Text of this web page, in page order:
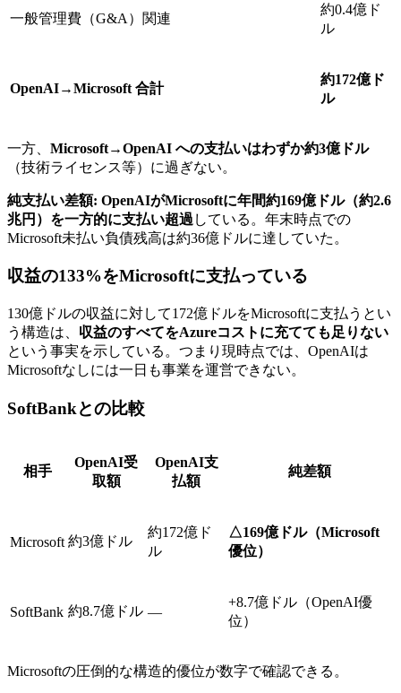
一般管理費（G&A）関連
約0.4億ド
ル
OpenAI→Microsoft 合計
約172億ド
ル
一方、 Microsoft→OpenAI への支払いはわずか約3億ドル
（技術ライセンス等）に過ぎない。
純支払い差額: OpenAIがMicrosoftに年間約169億ドル（約2.6
兆円）を一方的に支払い超過 している。年末時点での
Microsoft未払い負債残高は約36億ドルに達していた。
収益の133%をMicrosoftに支払っている
130億ドルの収益に対して172億ドルをMicrosoftに支払うとい
う構造は、 収益のすべてをAzureコストに充てても足りない
という事実を示している。つまり現時点では、OpenAIは
Microsoftなしには一日も事業を運営できない。
SoftBankとの比較
相手
OpenAI受
取額
OpenAI支
払額
純差額
Microsoft 約3億ドル
約172億ド
ル
△169億ドル（Microsoft
優位）
SoftBank 約8.7億ドル —
+8.7億ドル（OpenAI優
位）
Microsoftの圧倒的な構造的優位が数字で確認できる。